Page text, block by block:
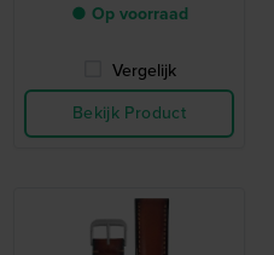
● Op voorraad
Vergelijk
Bekijk Product